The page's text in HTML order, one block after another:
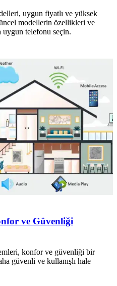
uygun fiyatlı ve yüksek
modellerin özellikleri ve
uygun telefonu seçin.
ve Güvenliği
konfor ve güvenliği bir
güvenli ve kullanışlı hale